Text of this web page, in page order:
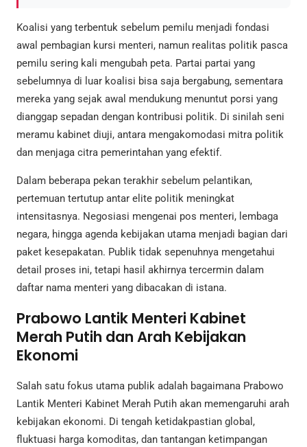
Koalisi yang terbentuk sebelum pemilu menjadi fondasi
awal pembagian kursi menteri, namun realitas politik pasca
pemilu sering kali mengubah peta. Partai partai yang
sebelumnya di luar koalisi bisa saja bergabung, sementara
mereka yang sejak awal mendukung menuntut porsi yang
dianggap sepadan dengan kontribusi politik. Di sinilah seni
meramu kabinet diuji, antara mengakomodasi mitra politik
dan menjaga citra pemerintahan yang efektif.
Dalam beberapa pekan terakhir sebelum pelantikan,
pertemuan tertutup antar elite politik meningkat
intensitasnya. Negosiasi mengenai pos menteri, lembaga
negara, hingga agenda kebijakan utama menjadi bagian dari
paket kesepakatan. Publik tidak sepenuhnya mengetahui
detail proses ini, tetapi hasil akhirnya tercermin dalam
daftar nama menteri yang dibacakan di istana.
Prabowo Lantik Menteri Kabinet
Merah Putih dan Arah Kebijakan
Ekonomi
Salah satu fokus utama publik adalah bagaimana Prabowo
Lantik Menteri Kabinet Merah Putih akan memengaruhi arah
kebijakan ekonomi. Di tengah ketidakpastian global,
fluktuasi harga komoditas, dan tantangan ketimpangan